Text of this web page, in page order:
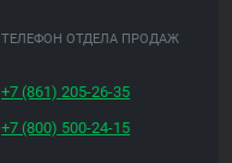
ТЕЛЕФОН ОТДЕЛА ПРОДАЖ
+7 (861)205-26-35
+7 (800) 500-24-15